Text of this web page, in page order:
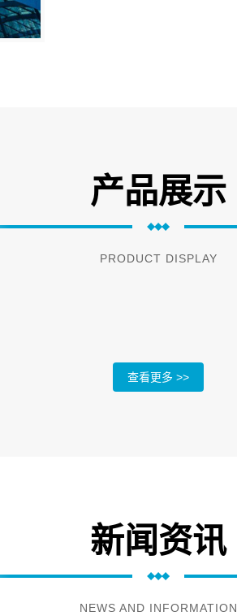
产品展示
PRODUCT DISPLAY
查看更多 >>
新闻资讯
NEWS AND INFORMATION